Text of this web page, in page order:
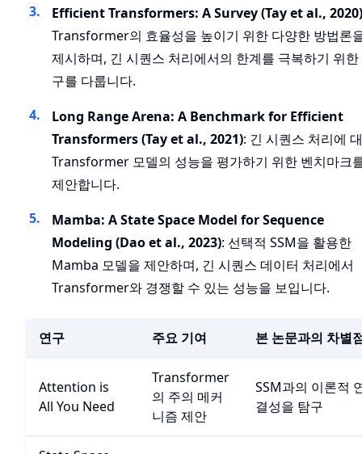
Efficient Transformers: A Survey (Tay et al., 2020)
Transformer의 효율성을 높이기 위한 다양한 방법론
제시하며, 긴 시퀀스 처리에서의 한계를 극복하기 위한
구를 다룹니다.
Long Range Arena: A Benchmark for Efficient
Transformers (Tay et al., 2021): 긴 시퀀스 처리에
Transformer 모델의 성능을 평가하기 위한 벤치마크
제안합니다.
Mamba: A State Space Model for Sequence
Modeling (Dao et al., 2023): 선택적 SSM을 활용한
Mamba 모델을 제안하며, 긴 시퀀스 데이터 처리에서
Transformer와 경쟁할 수 있는 성능을 보입니다.
연구 주요 기여 본 논문과의 차별
Attention is
All You Need
Transformer
의 주의 메커
니즘 제안
SSM과의 이론적
결성을 탐구